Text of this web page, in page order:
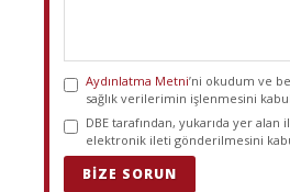
Aydınlatma Metni’ni okudum ve
sağlık verilerimin işlenmesini
DBE tarafından, yukarıda yer
elektronik ileti gönderilmesini
BIZE SORUN